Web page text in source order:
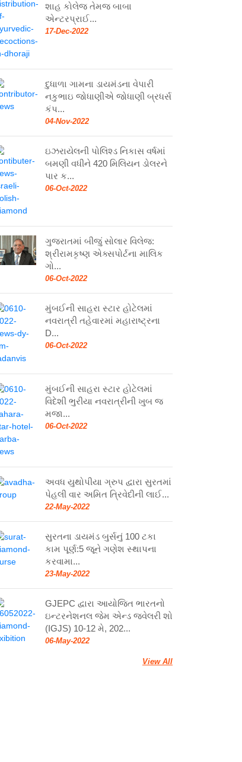
શાહ કોલેજ તેમજ બાબા
એન્ટરપ્રાઈ...
17-Dec-2022
દુધાળા ગામના ડાયમંડના વેપારી
નકુભાઇ જોધાણીએ જોધાણી બ્રધર્સ
કંપ...
04-Nov-2022
ઇઝરાયેલની પોલિશ્ડ નિકાસ વર્ષમાં
બમણી વધીને 420 મિલિયન ડોલરને
પાર ક...
06-Oct-2022
ગુજરાતમાં બીજું સોલાર વિલેજ:
શ્રીરામકૃષ્ણ એક્સપોર્ટના માલિક
ગો...
06-Oct-2022
મુંબઈની સાહરા સ્ટાર હોટેલમાં
નવરાત્રી તહેવારમાં મહારાષ્ટ્રના
D...
06-Oct-2022
મુંબઈની સાહરા સ્ટાર હોટેલમાં
વિદેશી ભુરીયા નવરાત્રીની ખુબ જ
મજા...
06-Oct-2022
અવધ યુથોપીયા ગ્રુપ દ્વારા સુરતમાં
પેહલી વાર અમિત ત્રિવેદીની લાઈ...
22-May-2022
સુરતના ડાયમંડ બુર્સનું 100 ટકા
કામ પૂર્ણ:5 જૂને ગણેશ સ્થાપના
કરવામા...
23-May-2022
GJEPC દ્વારા આયોજિત ભારતનો
ઇન્ટરનેશનલ જેમ એન્ડ જ્વેલરી શો
(IGJS) 10-12 મે, 202...
06-May-2022
View All